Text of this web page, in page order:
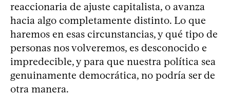
reaccionaria de ajuste capitalista, o avanza
hacia algo completamente distinto. Lo que
haremos en esas circunstancias, y qué tipo de
personas nos volveremos, es desconocido e
impredecible, y para que nuestra política sea
genuinamente democrática, no podría ser de
otra manera.